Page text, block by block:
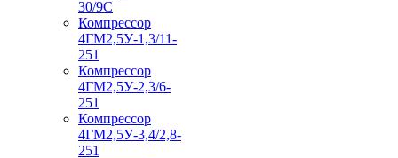
30/9С
Компрессор
4ГМ2,5У-1,3/11-
251
Компрессор
4ГМ2,5У-2,3/6-
251
Компрессор
4ГМ2,5У-3,4/2,8-
251